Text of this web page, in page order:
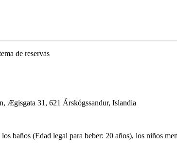
de reservas
Ægisgata 31, 621 Árskógssandur, Islandia
baños (Edad legal para beber: 20 años), los niños